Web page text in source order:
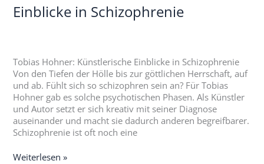
Einblicke in Schizophrenie
Tobias Hohner: Künstlerische Einblicke in Schizophrenie
Von den Tiefen der Hölle bis zur göttlichen Herrschaft, auf
und ab. Fühlt sich so schizophren sein an? Für Tobias
Hohner gab es solche psychotischen Phasen. Als Künstler
und Autor setzt er sich kreativ mit seiner Diagnose
auseinander und macht sie dadurch anderen begreifbarer.
Schizophrenie ist oft noch eine
Weiterlesen »